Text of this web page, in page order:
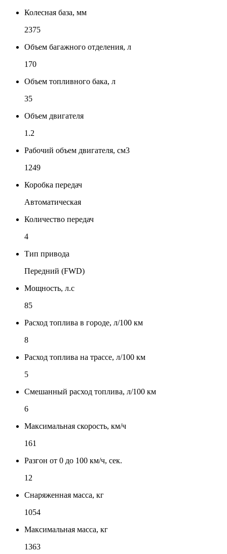
Колесная база, мм
2375
Объем багажного отделения, л
170
Объем топливного бака, л
35
Объем двигателя
1.2
Рабочий объем двигателя, см3
1249
Коробка передач
Автоматическая
Количество передач
4
Тип привода
Передний (FWD)
Мощность, л.с
85
Расход топлива в городе, л/100 км
8
Расход топлива на трассе, л/100 км
5
Смешанный расход топлива, л/100 км
6
Максимальная скорость, км/ч
161
Разгон от 0 до 100 км/ч, сек.
12
Снаряженная масса, кг
1054
Максимальная масса, кг
1363